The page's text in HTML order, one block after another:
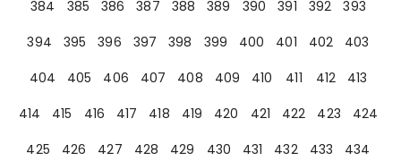
384
385 386 387 388 389 390 391 392
393
394
395 396 397 398 399 400 401 402
403
404
405 406 407 408 409 410 411 412
413
414
415 416 417 418 419 420 421 422 423
424
425
426 427 428 429 430 431 432 433
434